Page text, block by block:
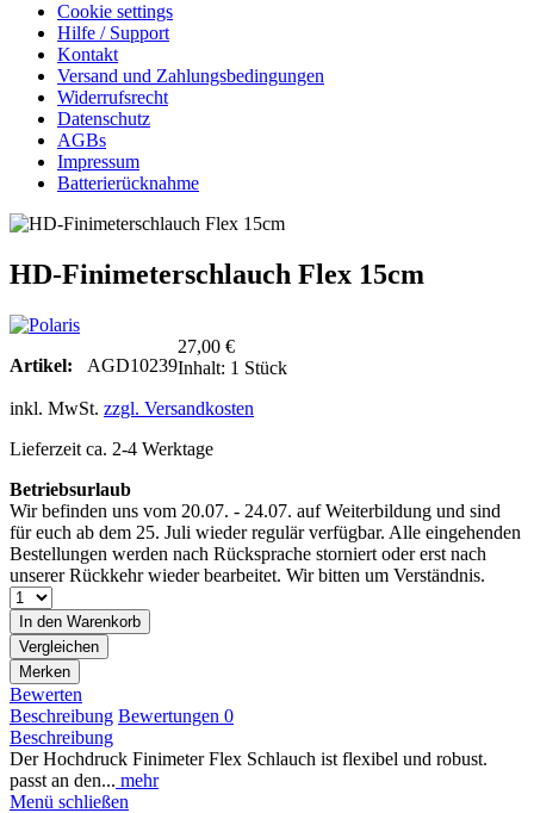
Cookie settings
Hilfe / Support
Kontakt
Versand und Zahlungsbedingungen
Widerrufsrecht
Datenschutz
AGBs
Impressum
Batterierücknahme
HD-Finimeterschlauch Flex 15cm
Artikel: AGD10239
27,00 €
Inhalt: 1 Stück
inkl. MwSt. zzgl. Versandkosten
Lieferzeit ca. 2-4 Werktage
Betriebsurlaub
Wir befinden uns vom 20.07. - 24.07. auf Weiterbildung und sind
für euch ab dem 25. Juli wieder regulär verfügbar. Alle eingehenden
Bestellungen werden nach Rücksprache storniert oder erst nach
unserer Rückkehr wieder bearbeitet. Wir bitten um Verständnis.
In den Warenkorb
Vergleichen
Merken
Bewerten
Beschreibung Bewertungen 0
Beschreibung
Der Hochdruck Finimeter Flex Schlauch ist flexibel und robust.
passt an den... mehr
Menü schließen